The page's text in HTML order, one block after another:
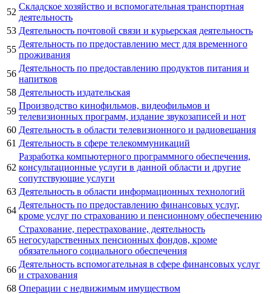
52
Складское хозяйство и вспомогательная транспортная
деятельность
53 Деятельность почтовой связи и курьерская деятельность
55
Деятельность по предоставлению мест для временного
проживания
56
Деятельность по предоставлению продуктов питания и
напитков
58 Деятельность издательская
59
Производство кинофильмов, видеофильмов и
телевизионных программ, издание звукозаписей и нот
60 Деятельность в области телевизионного и радиовещания
61 Деятельность в сфере телекоммуникаций
62
Разработка компьютерного программного обеспечения,
консультационные услуги в данной области и другие
сопутствующие услуги
63 Деятельность в области информационных технологий
64
Деятельность по предоставлению финансовых услуг,
кроме услуг по страхованию и пенсионному обеспечению
65
Страхование, перестрахование, деятельность
негосударственных пенсионных фондов, кроме
обязательного социального обеспечения
66
Деятельность вспомогательная в сфере финансовых услуг
и страхования
68 Операции с недвижимым имуществом